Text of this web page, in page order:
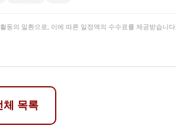
동의 일환으로, 이에 따른 일정액의 수수료를 제공받습니다.
목록